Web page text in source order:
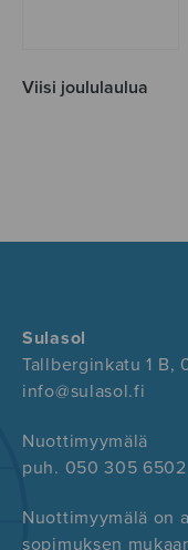
Viisi joululaulua
Sulasol
Tallberginkatu 1 B,
info@sulasol.fi
Nuottimyymälä
puh. 050 305
Nuottimyymälä on
sopimuksen